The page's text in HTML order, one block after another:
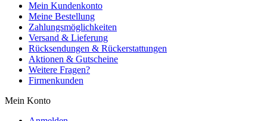
Mein Kundenkonto
Meine Bestellung
Zahlungsmöglichkeiten
Versand & Lieferung
Rücksendungen & Rückerstattungen
Aktionen & Gutscheine
Weitere Fragen?
Firmenkunden
Mein Konto